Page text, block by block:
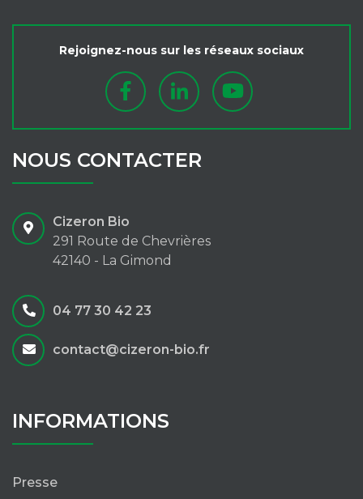
Rejoignez-nous sur les réseaux sociaux
NOUS CONTACTER
Cizeron Bio
291 Route de Chevrières
42140 - La Gimond
04 77 30 42 23
contact@cizeron-bio.fr
INFORMATIONS
Presse